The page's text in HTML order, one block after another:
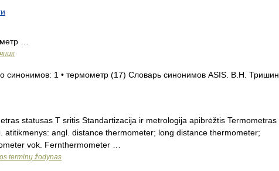
…
синонимов: 1 • термометр (17) Словарь синонимов ASIS. В.Н. Тришин.
statusas T sritis Standartizacija ir metrologija apibrėžtis Termometras
atitikmenys: angl. distance thermometer; long distance thermometer;
vok. Fernthermometer …
terminų žodynas